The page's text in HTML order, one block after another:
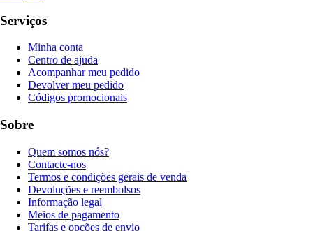
Serviços
Minha conta
Centro de ajuda
Acompanhar meu pedido
Devolver meu pedido
Códigos promocionais
Sobre
Quem somos nós?
Contacte-nos
Termos e condições gerais de venda
Devoluções e reembolsos
Informação legal
Meios de pagamento
Tarifas e opções de envio